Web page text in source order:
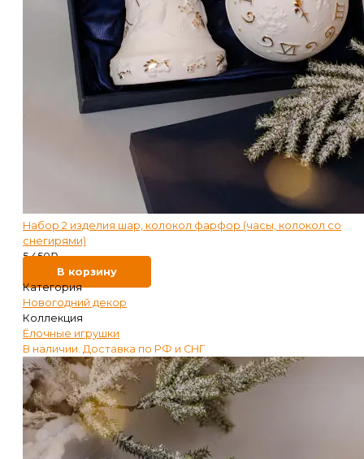
Набор 2 изделия шар, колокол фарфор (часы, колокол со
снегирями)
5 450₽
В корзину
Категория
Новогодний декор
Коллекция
Ёлочные игрушки
В наличии. Доставка по РФ и СНГ